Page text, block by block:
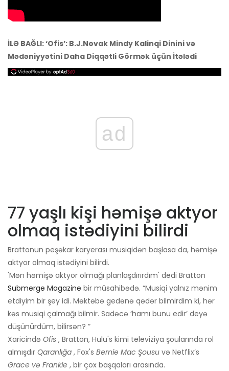
İLƏ BAĞLI: ‘Ofis’: B.J.Novak Mindy Kalinqi Dinini və
Mədəniyyətini Daha Diqqətli Görmək üçün İtələdi
ad
77 yaşlı kişi həmişə aktyor
olmaq istədiyini bilirdi
Brattonun peşəkar karyerası musiqidən başlasa da, həmişə
aktyor olmaq istədiyini bilirdi.
'Mən həmişə aktyor olmağı planlaşdırırdım' dedi Bratton
Submerge Magazine bir müsahibədə. “Musiqi yalnız mənim
etdiyim bir şey idi. Məktəbə gedənə qədər bilmirdim ki, hər
kəs musiqi çalmağı bilmir. Sadəcə ‘hamı bunu edir’ deyə
düşünürdüm, bilirsən? ”
Xaricində Ofis , Bratton, Hulu's kimi televiziya şoularında rol
almışdır Qaranlığa , Fox's Bernie Mac Şousu və Netflix’s
Grace və Frankie , bir çox başqaları arasında.